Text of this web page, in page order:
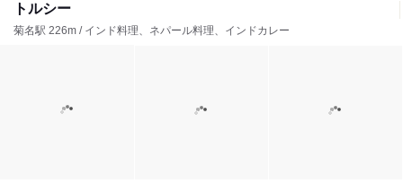
トルシー
菊名駅 226m / インド料理、ネパール料理、インドカレー